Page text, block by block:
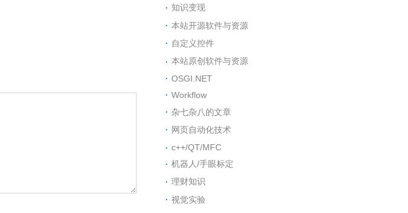
知识变现
本站开源软件与资源
自定义控件
本站原创软件与资源
OSGI.NET
Workflow
杂七杂八的文章
网页自动化技术
c++/QT/MFC
机器人/手眼标定
理财知识
视觉实验